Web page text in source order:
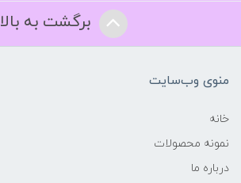
برگشت به بالا
منوی وب‌سایت
خانه
نمونه محصولات
درباره ما